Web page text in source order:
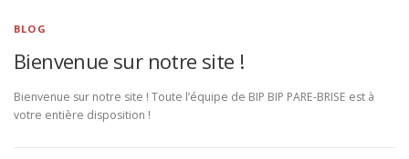
BLOG
Bienvenue sur notre site !
Bienvenue sur notre site ! Toute l’équipe de BIP BIP PARE-BRISE est à
votre entière disposition !